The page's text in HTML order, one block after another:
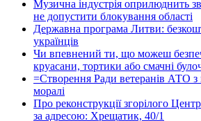
Музична індустрія оприлюднить
не допустити блокування області
Державна програма Литви:
українців
Чи впевнений ти, що можеш
круасани, тортики або смачні
=Створення Ради ветеранів АТО з
моралі
Про реконструкції згорілого
за адресою: Хрещатик, 40/1